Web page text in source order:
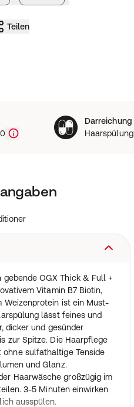
Teilen
Darreichung
Haarspülung
OGX Thick & Full +
Vitamin B7 Biotin,
ist ein Must-
lässt feines und
dicker und gesünder
zur Spitze. Die Haarpflege
ohne sulfathaltige Tenside
und Glanz.
Haarwäsche großzügig im
3-5 Minuten einwirken
ausspülen.